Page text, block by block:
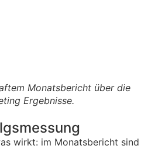
Monatsbericht über die
Ergebnisse.
wirkt: im Monatsbericht sind